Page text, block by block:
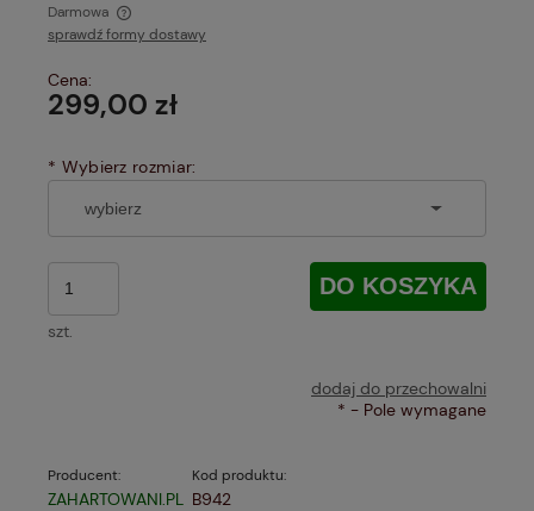
Darmowa
Cena nie zawiera ewentualnych kosztów płatności
sprawdź formy dostawy
Cena:
299,00 zł
* Wybierz rozmiar:
szt.
DO KOSZYKA
dodaj do przechowalni
* - Pole wymagane
Producent:
ZAHARTOWANI.PL
Kod produktu:
B942